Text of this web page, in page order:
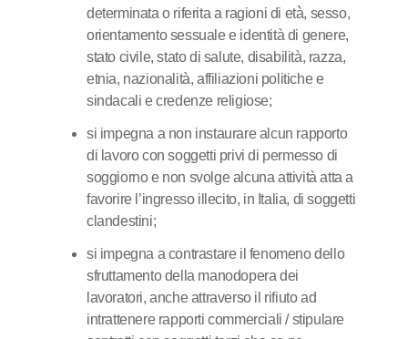
determinata o riferita a ragioni di età̀, sesso,
orientamento sessuale e identità di genere,
stato civile, stato di salute, disabilità, razza,
etnia, nazionalità, affiliazioni politiche e
sindacali e credenze religiose;
si impegna a non instaurare alcun rapporto
di lavoro con soggetti privi di permesso di
soggiorno e non svolge alcuna attività atta a
favorire l’ingresso illecito, in Italia, di soggetti
clandestini;
si impegna a contrastare il fenomeno dello
sfruttamento della manodopera dei
lavoratori, anche attraverso il rifiuto ad
intrattenere rapporti commerciali / stipulare